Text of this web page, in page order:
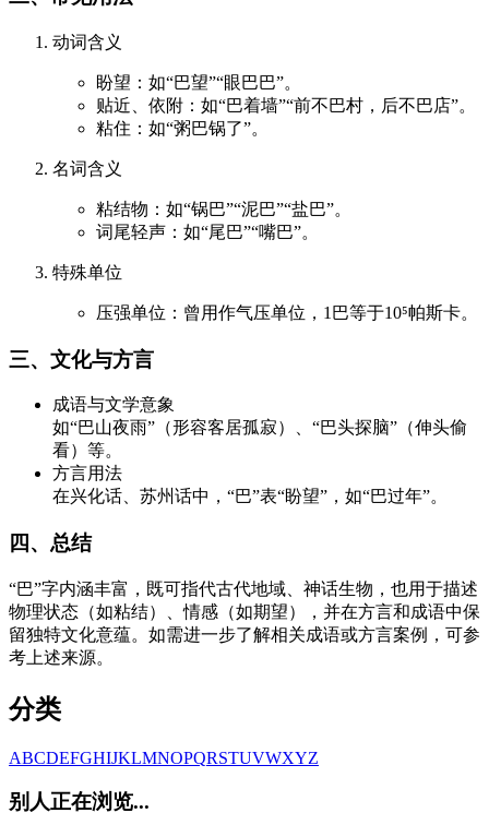
动词含义
盼望：如“巴望”“眼巴巴”。
贴近、依附：如“巴着墙”“前不巴村，后不巴店”。
粘住：如“粥巴锅了”。
名词含义
粘结物：如“锅巴”“泥巴”“盐巴”。
词尾轻声：如“尾巴”“嘴巴”。
特殊单位
压强单位：曾用作气压单位，1巴等于10⁵帕斯卡。
三、文化与方言
成语与文学意象
如“巴山夜雨”（形容客居孤寂）、“巴头探脑”（伸头偷
看）等。
方言用法
在兴化话、苏州话中，“巴”表“盼望”，如“巴过年”。
四、总结
“巴”字内涵丰富，既可指代古代地域、神话生物，也用于描述
物理状态（如粘结）、情感（如期望），并在方言和成语中保
留独特文化意蕴。如需进一步了解相关成语或方言案例，可参
考上述来源。
分类
ABCDEFGHIJKLMNOPQRSTUVWXYZ
别人正在浏览...